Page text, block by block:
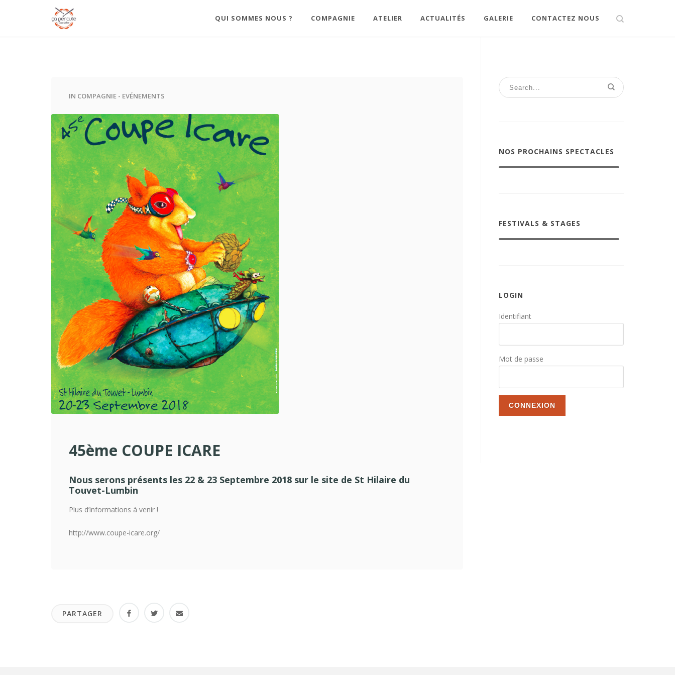
QUI SOMMES NOUS ? COMPAGNIE ATELIER ACTUALITÉS GALERIE CONTACTEZ NOUS
IN COMPAGNIE - EVÉNEMENTS
45ème COUPE ICARE
Nous serons présents les 22 & 23 Septembre 2018 sur le site de St Hilaire du
Touvet-Lumbin
Plus d’informations à venir !
http://www.coupe-icare.org/
PARTAGER
NOS PROCHAINS SPECTACLES
FESTIVALS & STAGES
LOGIN
Identifiant
Mot de passe